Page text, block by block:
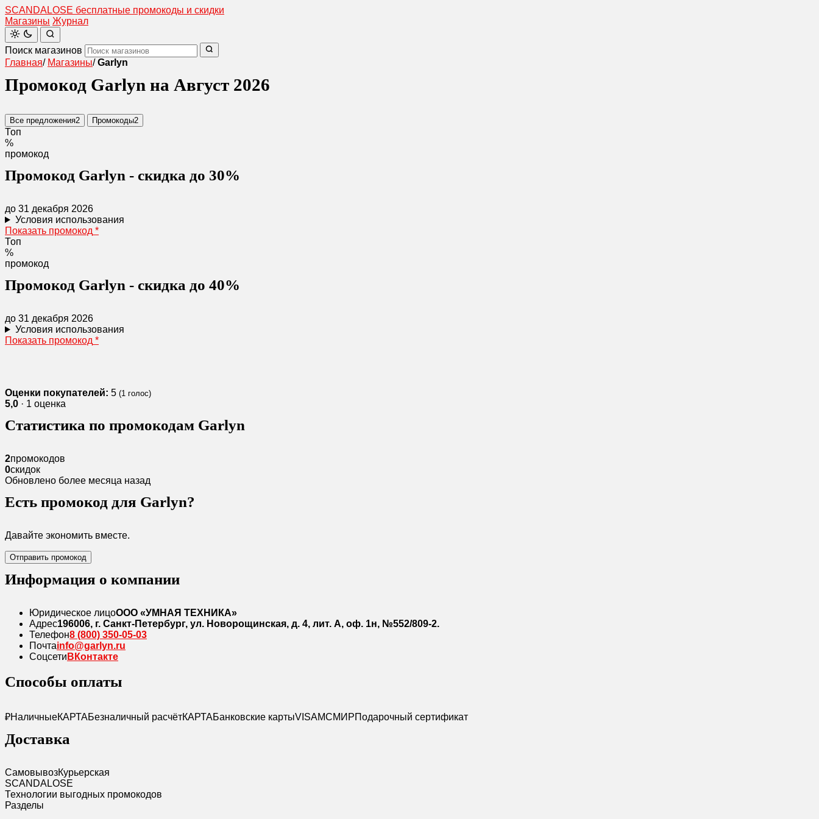
SCANDALOSE бесплатные промокоды и скидки
Магазины Журнал
Поиск магазинов
Главная/ Магазины/ Garlyn
Промокод Garlyn на Август 2026
Все предложения2 Промокоды2
Топ
%
промокод
Промокод Garlyn - скидка до 30%
до 31 декабря 2026
Условия использования
Показать промокод *
Топ
%
промокод
Промокод Garlyn - скидка до 40%
до 31 декабря 2026
Условия использования
Показать промокод *
Оценки покупателей: 5 (1 голос)
5,0 · 1 оценка
Статистика по промокодам Garlyn
2промокодов
0скидок
Обновлено более месяца назад
Есть промокод для Garlyn?
Давайте экономить вместе.
Отправить промокод
Информация о компании
Юридическое лицоООО «УМНАЯ ТЕХНИКА»
Адрес196006, г. Санкт-Петербург, ул. Новорощинская, д. 4, лит. А, оф. 1н, №552/809-2.
Телефон8 (800) 350-05-03
Почтаinfo@garlyn.ru
Соцсети ВКонтакте
Способы оплаты
₽НаличныеКАРТАБезналичный расчётКАРТАБанковские картыVISAMCМИРПодарочный сертификат
Доставка
СамовывозКурьерская
SCANDALOSE
Технологии выгодных промокодов
Разделы